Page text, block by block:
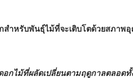
สำหรับพันธุ์ไม้ที่จะเติบโตด้วยสภา
กไม้ที่ผลัดเปลี่ยนตามฤดูกาลตลอด